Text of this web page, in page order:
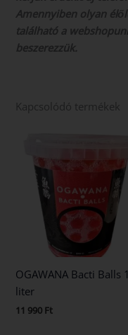
Amennyiben olyan
található a
beszerezzük.
Kapcsolódó termékek
OGAWANA Bacti Balls 1
liter
11 990 Ft